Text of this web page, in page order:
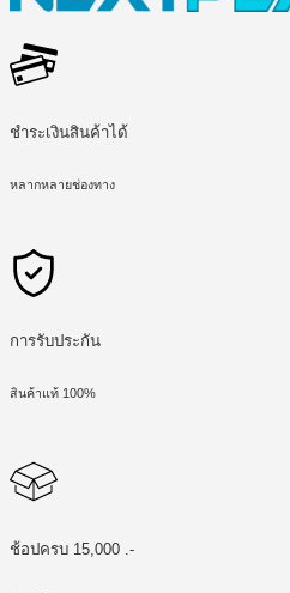
ชำระเงินสินค้าได้
หลากหลายช่องทาง
การรับประกัน
สินค้าแท้ 100%
ช้อปครบ 15,000 .-